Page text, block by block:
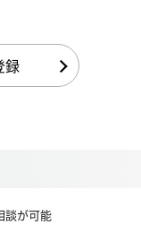
録
談が可能